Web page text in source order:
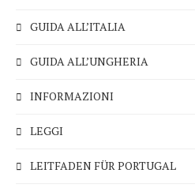
GUIDA ALL’ITALIA
GUIDA ALL’UNGHERIA
INFORMAZIONI
LEGGI
LEITFADEN FÜR PORTUGAL